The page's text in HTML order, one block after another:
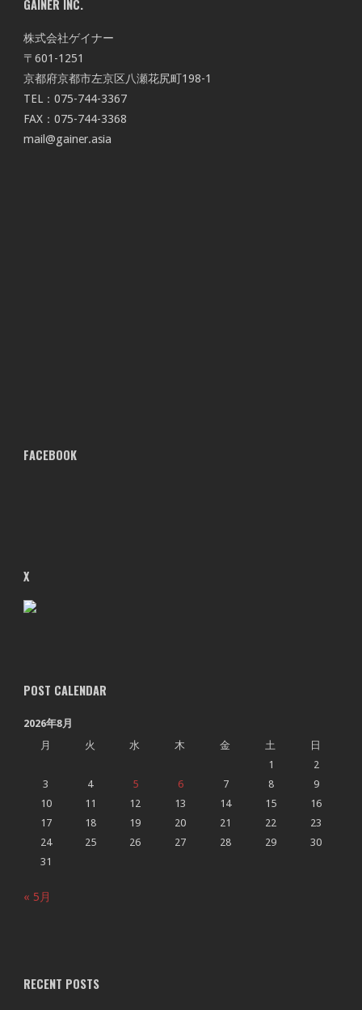
GAINER INC.
株式会社ゲイナー
〒601-1251
京都府京都市左京区八瀬花尻町198-1
TEL：075-744-3367
FAX：075-744-3368
mail@gainer.asia
FACEBOOK
X
POST CALENDAR
2026年8月
月
火 水 木 金 土
日
1
2
3
4 5 6 7 8
9
10
11 12 13 14 15
16
17
18 19 20 21 22
23
24
25 26 27 28 29
30
31
« 5月
RECENT POSTS